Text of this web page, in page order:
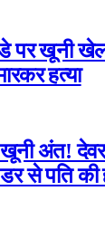
खूनी
हत्या
खूनी अंत!
से पति की